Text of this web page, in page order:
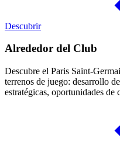
Descubrir
Alrededor del Club
Descubre el Paris Saint-
terrenos de juego: desarrollo
estratégicas, oportunidades de